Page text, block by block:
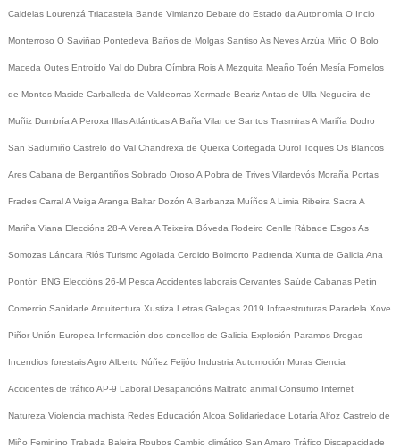
Caldelas Lourenzá Triacastela Bande Vimianzo Debate do Estado da Autonomía O Incio
Monterroso O Saviñao Pontedeva Baños de Molgas Santiso As NevesArzúa Miño O Bolo
Maceda Outes Entroido Val do Dubra Oímbra RoisA Mezquita Meaño Toén Mesía Fornelos
de Montes Maside Carballeda de Valdeorras Xermade BearizAntas de Ulla Negueira de
Muñiz Dumbría A Peroxa Illas AtlánticasA Baña Vilar de Santos TrasmirasA Mariña Dodro
San Sadurniño Castrelo do Val Chandrexa de Queixa Cortegada Ourol Toques Os Blancos
Ares Cabana de Bergantiños Sobrado Oroso A Pobra de Trives Vilardevós Moraña Portas
Frades CarralA Veiga Aranga Baltar Dozón A Barbanza MuíñosA Limia Ribeira Sacra A
Mariña Viana Eleccións 28-A Verea A Teixeira Bóveda Rodeiro Cenlle Rábade EsgosAs
Somozas Láncara Riós Turismo Agolada Cerdido Boimorto Padrenda Xunta de Galicia Ana
Pontón BNG Eleccións 26-M Pesca Accidentes laborais Cervantes Saúde Cabanas Petín
Comercio Sanidade Arquitectura Xustiza Letras Galegas 2019 Infraestruturas Paradela Xove
Piñor Unión Europea Información dos concellos de Galicia Explosión Paramos Drogas
Incendios forestaisAgro Alberto Núñez Feijóo Industria Automoción Muras Ciencia
Accidentes de tráfico AP-9 Laboral Desaparicións Maltrato animal Consumo Internet
Natureza Violencia machista Redes Educación Alcoa Solidariedade Lotaría Alfoz Castrelo de
Miño Feminino Trabada Baleira Roubos Cambio climático San Amaro Tráfico Discapacidade